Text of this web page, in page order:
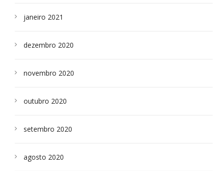
janeiro 2021
dezembro 2020
novembro 2020
outubro 2020
setembro 2020
agosto 2020